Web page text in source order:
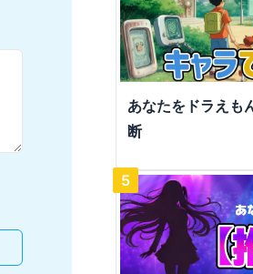
あなたをドラえも
断
5